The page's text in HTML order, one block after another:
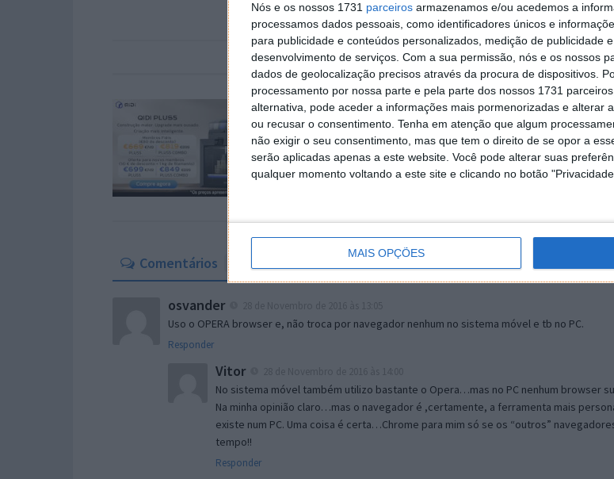
Nós e os nossos 1731 parceiros armazenamos e/ou acedemos a
processamos dados pessoais, como identificadores únicos e
para publicidade e conteúdos personalizados, medição de publicidade
desenvolvimento de serviços. Com a sua permissão, nós e os nossos
dados de geolocalização precisos através da procura de dispositivos.
processamento por nossa parte e pela parte dos nossos 1731
alternativa, pode aceder a informações mais pormenorizadas e alterar
ou recusar o consentimento. Tenha em atenção que algum
não exigir o seu consentimento, mas que tem o direito de se opor a
serão aplicadas apenas a este website. Você pode alterar suas
qualquer momento voltando a este site e clicando no botão
MAIS OPÇÕES
câmaras traseiras
Comentários
osvander
Uso o OPERA browser e, não troca por navegador nenhum no sistema móvel e tb no PC.
Responder
Vitor
No sistema móvel também utilizo bastante o Opera…mas no PC nenhum browser
Na minha opinião claro…mas o navegador é ,certamente, a ferramenta mais
existe num PC. Uma coisa é certa…Chrome para mim só se os “outros”
tempo!!
Responder